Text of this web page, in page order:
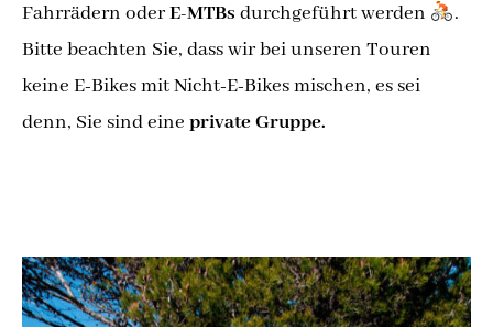
Fahrrädern oderE-MTBs durchgeführt werden
.
Bitte beachten Sie, dass wir bei unseren Touren
keine E-Bikes mit Nicht-E-Bikes mischen, es sei
denn, Sie sind eine private Gruppe.